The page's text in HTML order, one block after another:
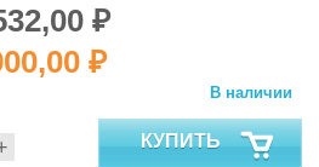
₽
₽
В наличии
КУПИТЬ